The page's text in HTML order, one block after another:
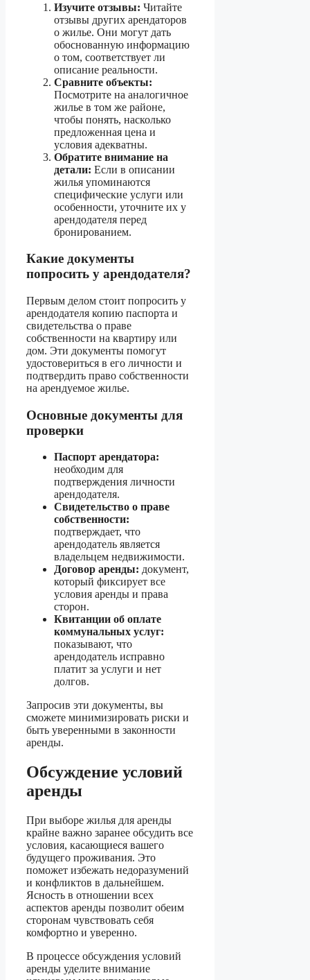
Изучите отзывы: Читайте
отзывы других арендаторов
о жилье. Они могут дать
обоснованную информацию
о том, соответствует ли
описание реальности.
Сравните объекты:
Посмотрите на аналогичное
жилье в том же районе,
чтобы понять, насколько
предложенная цена и
условия адекватны.
Обратите внимание на
детали: Если в описании
жилья упоминаются
специфические услуги или
особенности, уточните их у
арендодателя перед
бронированием.
Какие документы
попросить у арендодателя?
Первым делом стоит попросить у
арендодателя копию паспорта и
свидетельства о праве
собственности на квартиру или
дом. Эти документы помогут
удостовериться в его личности и
подтвердить право собственности
на арендуемое жилье.
Основные документы для
проверки
Паспорт арендатора:
необходим для
подтверждения личности
арендодателя.
Свидетельство о праве
собственности:
подтверждает, что
арендодатель является
владельцем недвижимости.
Договор аренды: документ,
который фиксирует все
условия аренды и права
сторон.
Квитанции об оплате
коммунальных услуг:
показывают, что
арендодатель исправно
платит за услуги и нет
долгов.
Запросив эти документы, вы
сможете минимизировать риски и
быть уверенными в законности
аренды.
Обсуждение условий
аренды
При выборе жилья для аренды
крайне важно заранее обсудить все
условия, касающиеся вашего
будущего проживания. Это
поможет избежать недоразумений
и конфликтов в дальнейшем.
Ясность в отношении всех
аспектов аренды позволит обеим
сторонам чувствовать себя
комфортно и уверенно.
В процессе обсуждения условий
аренды уделите внимание